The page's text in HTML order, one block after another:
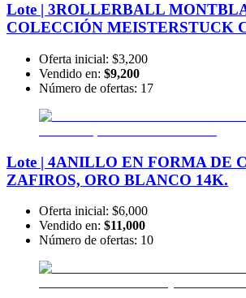
Lote | 3ROLLERBALL
COLECCIÓN MEISTERSTUCK
Oferta inicial: $3,200
Vendido en: $9,200
Número de ofertas: 17
Lote | 4ANILLO EN FORMA DE
ZAFIROS, ORO BLANCO 14K.
Oferta inicial: $6,000
Vendido en: $11,000
Número de ofertas: 10